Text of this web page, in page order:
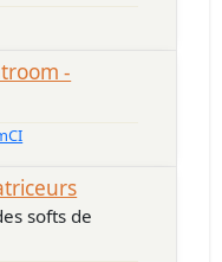
-
softs de